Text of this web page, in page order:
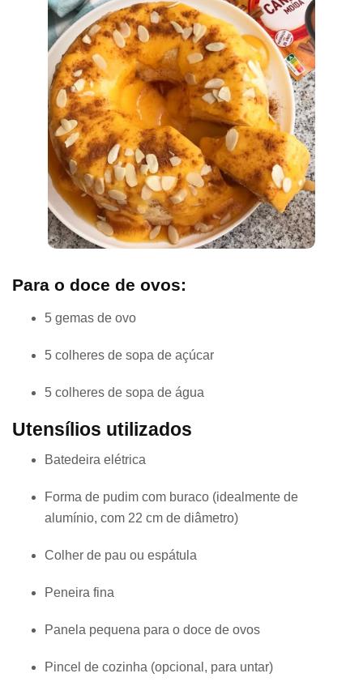
Para o doce de ovos:
5 gemas de ovo
5 colheres de sopa de açúcar
5 colheres de sopa de água
Utensílios utilizados
Batedeira elétrica
Forma de pudim com buraco (idealmente de
alumínio, com 22 cm de diâmetro)
Colher de pau ou espátula
Peneira fina
Panela pequena para o doce de ovos
Pincel de cozinha (opcional, para untar)